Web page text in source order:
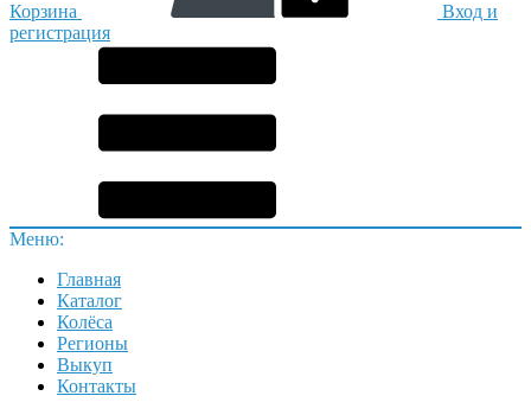
Корзина
Вход и
регистрация
Меню:
Главная
Каталог
Колёса
Регионы
Выкуп
Контакты